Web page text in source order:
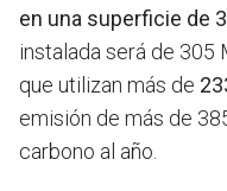
en una superficie de
instalada será de 305
que utilizan más de
emisión de más de
carbono al año.